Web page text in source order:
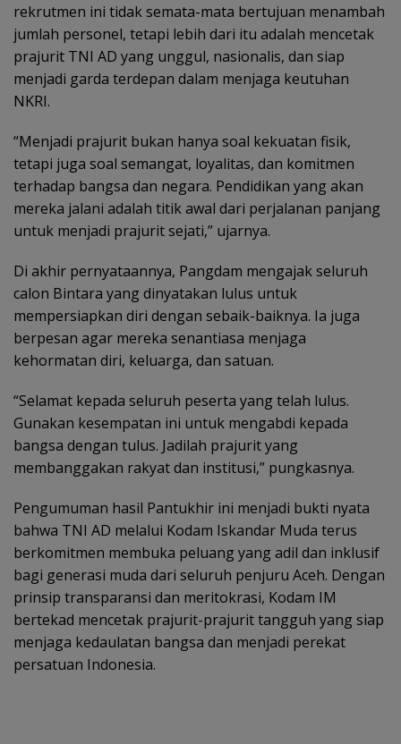
rekrutmen ini tidak semata-mata bertujuan menambah
jumlah personel, tetapi lebih dari itu adalah mencetak
prajurit TNI AD yang unggul, nasionalis, dan siap
menjadi garda terdepan dalam menjaga keutuhan
NKRI.
“Menjadi prajurit bukan hanya soal kekuatan fisik,
tetapi juga soal semangat, loyalitas, dan komitmen
terhadap bangsa dan negara. Pendidikan yang akan
mereka jalani adalah titik awal dari perjalanan panjang
untuk menjadi prajurit sejati,” ujarnya.
Di akhir pernyataannya, Pangdam mengajak seluruh
calon Bintara yang dinyatakan lulus untuk
mempersiapkan diri dengan sebaik-baiknya. Ia juga
berpesan agar mereka senantiasa menjaga
kehormatan diri, keluarga, dan satuan.
“Selamat kepada seluruh peserta yang telah lulus.
Gunakan kesempatan ini untuk mengabdi kepada
bangsa dengan tulus. Jadilah prajurit yang
membanggakan rakyat dan institusi,” pungkasnya.
Pengumuman hasil Pantukhir ini menjadi bukti nyata
bahwa TNI AD melalui Kodam Iskandar Muda terus
berkomitmen membuka peluang yang adil dan inklusif
bagi generasi muda dari seluruh penjuru Aceh. Dengan
prinsip transparansi dan meritokrasi, Kodam IM
bertekad mencetak prajurit-prajurit tangguh yang siap
menjaga kedaulatan bangsa dan menjadi perekat
persatuan Indonesia.